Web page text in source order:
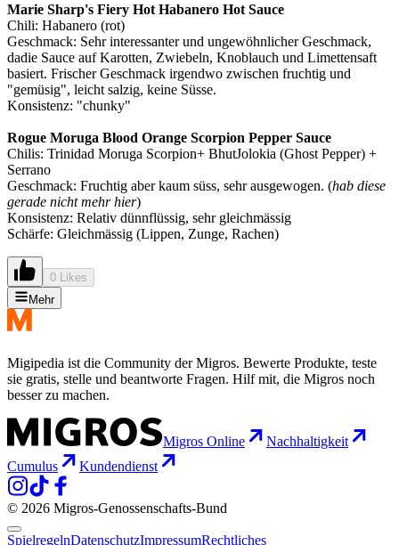
Marie Sharp's Fiery Hot Habanero Hot Sauce
Chili: Habanero (rot)
Geschmack: Sehr interessanter und ungewöhnlicher Geschmack,
dadie Sauce auf Karotten, Zwiebeln, Knoblauch und Limettensaft
basiert. Frischer Geschmack irgendwo zwischen fruchtig und
"gemüsig", leicht salzig, keine Süsse.
Konsistenz: "chunky"
Rogue Moruga Blood Orange Scorpion Pepper Sauce
Chilis: Trinidad Moruga Scorpion+ BhutJolokia (Ghost Pepper) +
Serrano
Geschmack: Fruchtig aber kaum süss, sehr ausgewogen. (hab diese
gerade nicht mehr hier)
Konsistenz: Relativ dünnflüssig, sehr gleichmässig
Schärfe: Gleichmässig (Lippen, Zunge, Rachen)
0 Likes
Mehr
Migipedia ist die Community der Migros. Bewerte Produkte, teste
sie gratis, stelle und beantworte Fragen. Hilf mit, die Migros noch
besser zu machen.
Migros Online
Nachhaltigkeit
Cumulus
Kundendienst
© 2026 Migros-Genossenschafts-Bund
SpielregelnDatenschutzImpressumRechtliches